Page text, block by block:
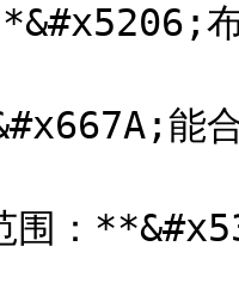
布
能合
：